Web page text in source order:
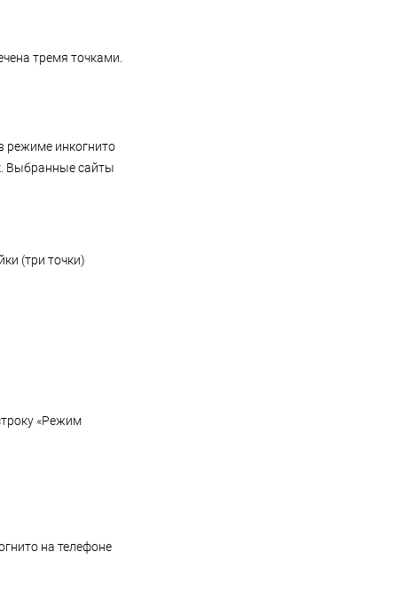
тремя точками.
режиме инкогнито
Выбранные сайты
(три точки)
«Режим
на телефоне